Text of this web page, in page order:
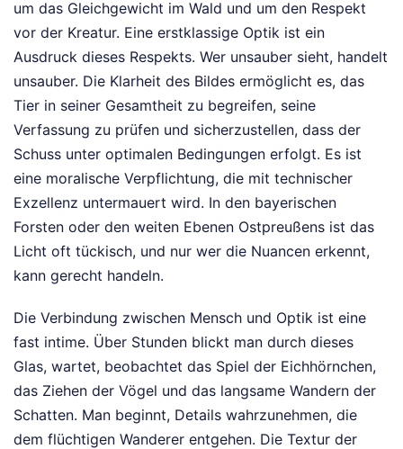
um das Gleichgewicht im Wald und um den Respekt
vor der Kreatur. Eine erstklassige Optik ist ein
Ausdruck dieses Respekts. Wer unsauber sieht, handelt
unsauber. Die Klarheit des Bildes ermöglicht es, das
Tier in seiner Gesamtheit zu begreifen, seine
Verfassung zu prüfen und sicherzustellen, dass der
Schuss unter optimalen Bedingungen erfolgt. Es ist
eine moralische Verpflichtung, die mit technischer
Exzellenz untermauert wird. In den bayerischen
Forsten oder den weiten Ebenen Ostpreußens ist das
Licht oft tückisch, und nur wer die Nuancen erkennt,
kann gerecht handeln.
Die Verbindung zwischen Mensch und Optik ist eine
fast intime. Über Stunden blickt man durch dieses
Glas, wartet, beobachtet das Spiel der Eichhörnchen,
das Ziehen der Vögel und das langsame Wandern der
Schatten. Man beginnt, Details wahrzunehmen, die
dem flüchtigen Wanderer entgehen. Die Textur der